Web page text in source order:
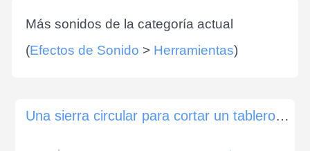
Más sonidos de la categoría actual
(Efectos de Sonido > Herramientas)
Una sierra circular para cortar un tablero de MDF